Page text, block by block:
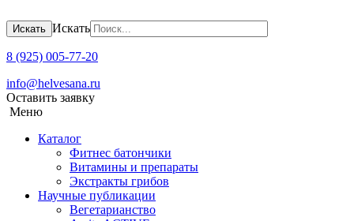
Искать Искать
8 (925) 005-77-20
info@helvesana.ru
Оставить заявку
Меню
Каталог
Фитнес батончики
Витамины и препараты
Экстракты грибов
Научные публикации
Вегетарианство